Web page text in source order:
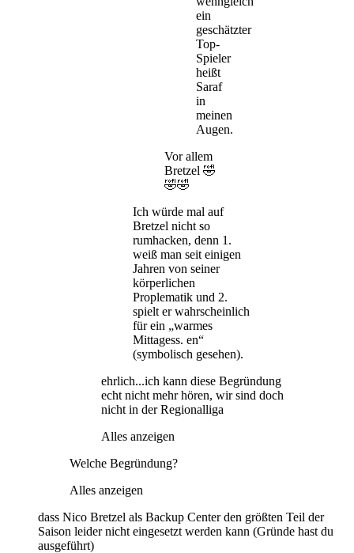
ein
geschätzter
Top-
Spieler
heißt
Saraf
in
meinen
Augen.
Vor allem
Bretzel 🤣
🤣🤣
Ich würde mal auf
Bretzel nicht so
rumhacken, denn 1.
weiß man seit einigen
Jahren von seiner
körperlichen
Proplematik und 2.
spielt er wahrscheinlich
für ein „warmes
Mittagess. en“
(symbolisch gesehen).
ehrlich...ich kann diese Begründung
echt nicht mehr hören, wir sind doch
nicht in der Regionalliga
Alles anzeigen
Welche Begründung?
Alles anzeigen
dass Nico Bretzel als Backup Center den größten Teil der
Saison leider nicht eingesetzt werden kann (Gründe hast du
ausgeführt)